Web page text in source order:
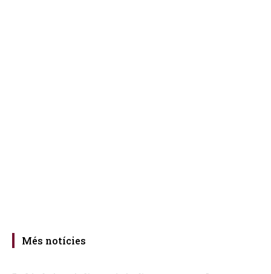
Més notícies